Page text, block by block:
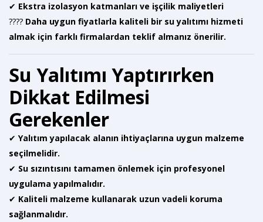
✔ Ekstra izolasyon katmanları ve işçilik maliyetleri
???? Daha uygun fiyatlarla kaliteli bir su yalıtımı hizmeti
almak için farklı firmalardan teklif almanız önerilir.
Su Yalıtımı Yaptırırken
Dikkat Edilmesi
Gerekenler
✔ Yalıtım yapılacak alanın ihtiyaçlarına uygun malzeme
seçilmelidir.
✔ Su sızıntısını tamamen önlemek için profesyonel
uygulama yapılmalıdır.
✔ Kaliteli malzeme kullanarak uzun vadeli koruma
sağlanmalıdır.